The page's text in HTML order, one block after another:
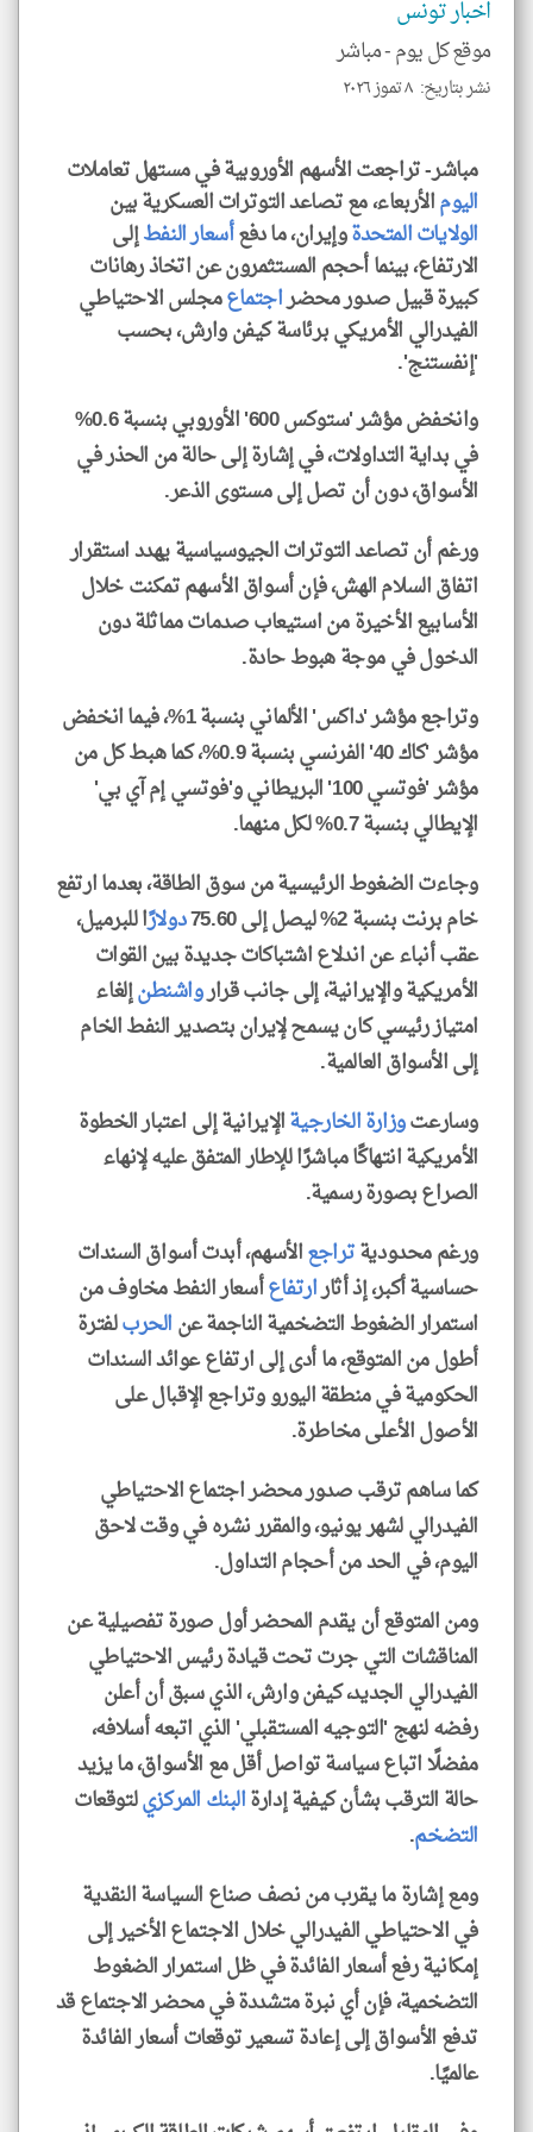
اخبار تونس
موقع كل يوم -مباشر
نشر بتاريخ: ٨ تموز ٢٠٢٦
مباشر- تراجعت الأسهم الأوروبية في مستهل تعاملات
اليومالأربعاء، مع تصاعد التوترات العسكرية بين
الولايات المتحدةوإيران، ما دفعأسعارالنفطإلى
الارتفاع، بينما أحجم المستثمرون عن اتخاذ رهانات
كبيرة قبيل صدور محضراجتماعمجلس الاحتياطي
الفيدرالي الأمريكي برئاسة كيفن وارش، بحسب
'إنفستنج'.
وانخفض مؤشر 'ستوكس 600' الأوروبي بنسبة 0.6%
في بداية التداولات، في إشارة إلى حالة من الحذر في
الأسواق، دون أن تصل إلى مستوى الذعر.
ورغم أن تصاعد التوترات الجيوسياسية يهدد استقرار
اتفاق السلام الهش، فإن أسواق الأسهم تمكنت خلال
الأسابيع الأخيرة من استيعاب صدمات مماثلة دون
الدخول في موجة هبوط حادة.
وتراجع مؤشر 'داكس' الألماني بنسبة 1%، فيما انخفض
مؤشر 'كاك 40' الفرنسي بنسبة 0.9%، كما هبط كل من
مؤشر 'فوتسي 100' البريطاني و'فوتسي إم آي بي'
الإيطالي بنسبة 0.7% لكل منهما.
وجاءت الضغوط الرئيسية من سوق الطاقة، بعدما ارتفع
خام برنت بنسبة 2% ليصل إلى 75.60
دولارًا للبرميل،
عقب أنباء عن اندلاع اشتباكات جديدة بين القوات
الأمريكية والإيرانية، إلى جانب قرارواشنطنإلغاء
امتياز رئيسي كان يسمح لإيران بتصدير النفط الخام
إلى الأسواق العالمية.
وسارعتوزارة الخارجيةالإيرانية إلى اعتبار الخطوة
الأمريكية انتهاكًا مباشرًا للإطار المتفق عليه لإنهاء
الصراع بصورة رسمية.
ورغم محدوديةتراجعالأسهم، أبدت أسواق السندات
حساسية أكبر، إذ أثارارتفاعأسعار النفط مخاوف من
استمرار الضغوط التضخمية الناجمة عنالحربلفترة
أطول من المتوقع، ما أدى إلى ارتفاع عوائد السندات
الحكومية في منطقة اليورو وتراجع الإقبال على
الأصول الأعلى مخاطرة.
كما ساهم ترقب صدور محضر اجتماع الاحتياطي
الفيدرالي لشهر يونيو، والمقرر نشره في وقت لاحق
اليوم، في الحد من أحجام التداول.
ومن المتوقع أن يقدم المحضر أول صورة تفصيلية عن
المناقشات التي جرت تحت قيادة رئيس الاحتياطي
الفيدرالي الجديد، كيفن وارش، الذي سبق أن أعلن
رفضه لنهج 'التوجيه المستقبلي' الذي اتبعه أسلافه،
مفضلًا اتباع سياسة تواصل أقل مع الأسواق، ما يزيد
حالة الترقب بشأن كيفية إدارةالبنك المركزيلتوقعات
التضخم.
ومع إشارة ما يقرب من نصف صناع السياسة النقدية
في الاحتياطي الفيدرالي خلال الاجتماع الأخير إلى
إمكانية رفع أسعار الفائدة في ظل استمرار الضغوط
التضخمية، فإن أي نبرة متشددة في محضر الاجتماع قد
تدفع الأسواق إلى إعادة تسعير توقعات أسعار الفائدة
عالميًا.
klyoum.com